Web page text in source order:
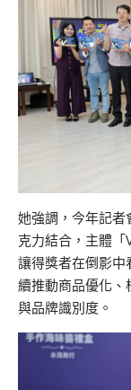
她強調，今年記者
克力結合，主體「
讓得獎者在倒影中
續推動商品優化、
與品牌識別度。